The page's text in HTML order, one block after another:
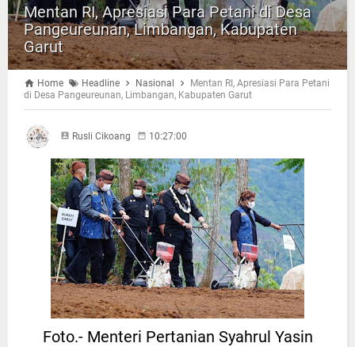
Mentan RI, Apresiasi Para Petani di Desa
Pangeureunan, Limbangan, Kabupaten
Garut
Home Headline Nasional
Mentan RI, Apresiasi Para Petani
di Desa Pangeureunan, Limbangan, Kabupaten Garut
Rusli Cikoang 10:27:00
Foto.- Menteri Pertanian Syahrul Yasin